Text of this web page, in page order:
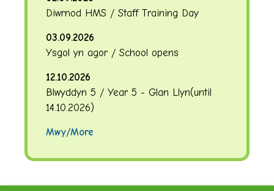
Diwrnod HMS / Staff Training Day
03.09.2026
Ysgol yn agor / School opens
12.10.2026
Blwyddyn 5 / Year 5 - Glan Llyn(until
14.10.2026)
Mwy/More